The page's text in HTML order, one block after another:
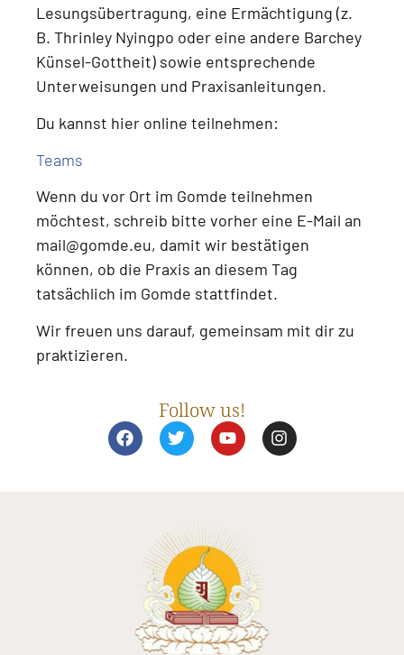
Lesungsübertragung, eine Ermächtigung (z.
B. Thrinley Nyingpo oder eine andere Barchey
Künsel-Gottheit) sowie entsprechende
Unterweisungen und Praxisanleitungen.
Du kannst hier online teilnehmen:
Teams
Wenn du vor Ort im Gomde teilnehmen
möchtest, schreib bitte vorher eine E-Mail an
mail@gomde.eu, damit wir bestätigen
können, ob die Praxis an diesem Tag
tatsächlich im Gomde stattfindet.
Wir freuen uns darauf, gemeinsam mit dir zu
praktizieren.
Follow us!
F
a
T
w
r
Y
o
e
I
n